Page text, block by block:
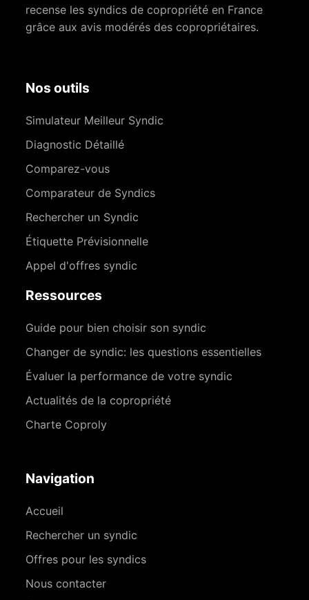
recense les syndics de copropriété en France
grâce aux avis modérés des copropriétaires.
Nos outils
Simulateur Meilleur Syndic
Diagnostic Détaillé
Comparez-vous
Comparateur de Syndics
Rechercher un Syndic
Étiquette Prévisionnelle
Appel d'offres syndic
Ressources
Guide pour bien choisir son syndic
Changer de syndic: les questions essentielles
Évaluer la performance de votre syndic
Actualités de la copropriété
Charte Coproly
Navigation
Accueil
Rechercher un syndic
Offres pour les syndics
Nous contacter